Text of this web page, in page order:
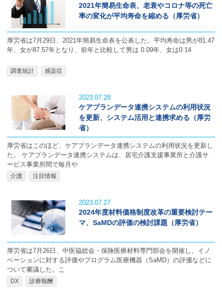
2021年簡易生命表、老衰やコロナ等の死亡
率の変化が平均寿命を縮める（厚労省）
厚労省は7月29日、2021年簡易生命表を公表した。平均寿命は男が81.47
年、女が87.57年となり、前年と比較して男は 0.09年、女は0.14
調査統計 感染症
2023.07.28
ケアプランデータ連携システムの利用状況
を更新、システム活用と連携求める（厚労
省）
厚労省はこのほど、ケアプランデータ連携システムの利用状況を更新し
た。 ケアプランデータ連携システムは、居宅介護支援事業所と介護サ
ービス事業所間で毎月や
介護 注目情報
2023.07.27
2024年度材料価格制度改革の重要検討テー
マ、SaMDの評価の検討課題（厚労省）
厚労省は7月26日、中医協総会・保険医療材料専門部会を開催し、イノ
ベーションに対する評価やプログラム医療機器（SaMD）の評価などに
ついて審議した。こ
DX 診療報酬